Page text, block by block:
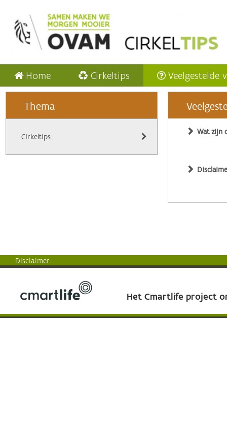
Home Cirkeltips Veelgestelde
Thema
Cirkeltips
Wat zijn
Disclaimer
Het Cmartlife project